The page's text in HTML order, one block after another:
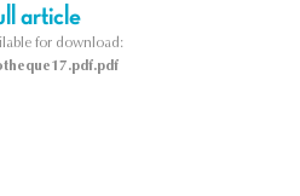
article
for download: